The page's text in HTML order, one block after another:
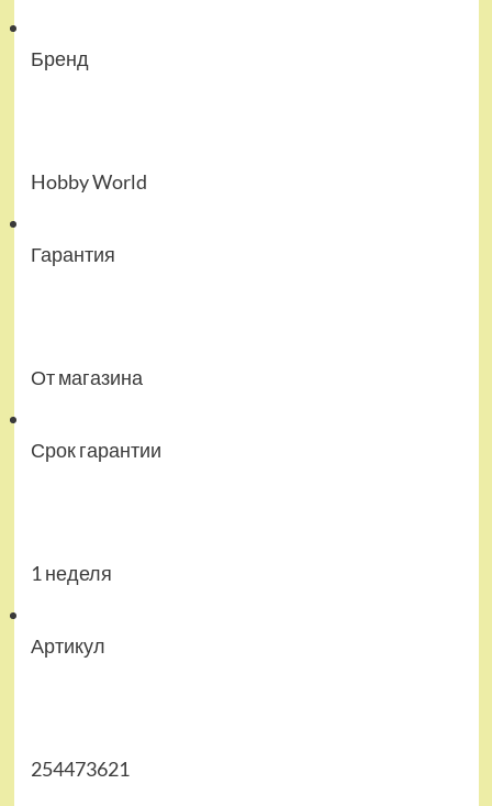
Бренд
Hobby World
Гарантия
От магазина
Срок гарантии
1 неделя
Артикул
254473621